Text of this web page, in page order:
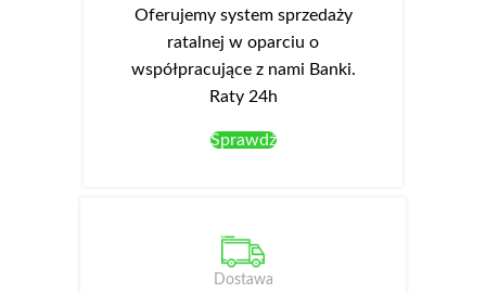
front akrylowy. Szafka zlewowa
z dużą szufladą z pełnym
elementem kolekcji Campari.
Oferujemy system sprzedaży
ratalnej w oparciu o
współpracujące z nami Banki.
Raty 24h
Sprawdź
Dostawa